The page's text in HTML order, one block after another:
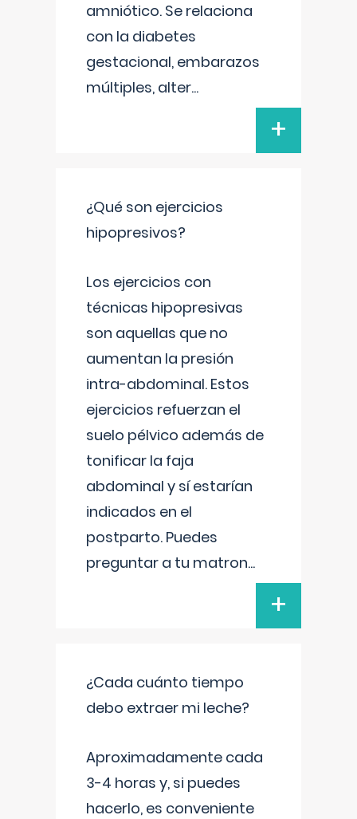
amniótico. Se relaciona
con la diabetes
gestacional, embarazos
múltiples, alter...
+
¿Qué son ejercicios
hipopresivos?
Los ejercicios con
técnicas hipopresivas
son aquellas que no
aumentan la presión
intra-abdominal. Estos
ejercicios refuerzan el
suelo pélvico además de
tonificar la faja
abdominal y sí estarían
indicados en el
postparto. Puedes
preguntar a tu matron...
+
¿Cada cuánto tiempo
debo extraer mi leche?
Aproximadamente cada
3-4 horas y, si puedes
hacerlo, es conveniente